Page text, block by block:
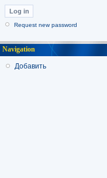
Request new password
Navigation
Добавить